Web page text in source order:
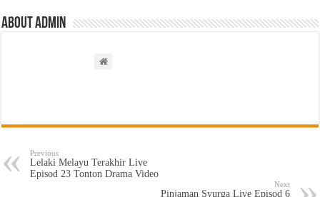
About admin
Previous
Lelaki Melayu Terakhir Live
Episod 23 Tonton Drama Video
Next
Pinjaman Syurga Live Episod 6